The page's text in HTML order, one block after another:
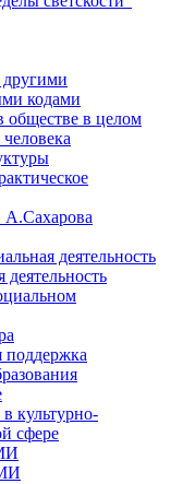
кодами
обществе в целом
А.Сахарова
деятельность
поддержка
культурно-
сфере